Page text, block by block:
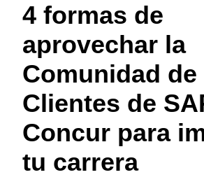
Canada
México
Brasil
United
France
Deutschland
Italia (Italiano)
Nederlands
ASIA
Australia
India (English)
日本（日本語)
Singapore
CRECIMIENTO Y OPTIMIZACIÓN
DUTY OF CARE
EXPERIENCIA DEL EMPLEADO
FRAUDE Y CUMPLIMIENTO
4 formas de
aprovechar la
Comunidad de
Clientes de
Concur para
tu carrera